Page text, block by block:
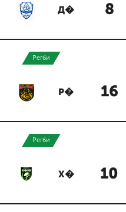
Д� 8
Регби
Р� 16
Регби
Х� 10